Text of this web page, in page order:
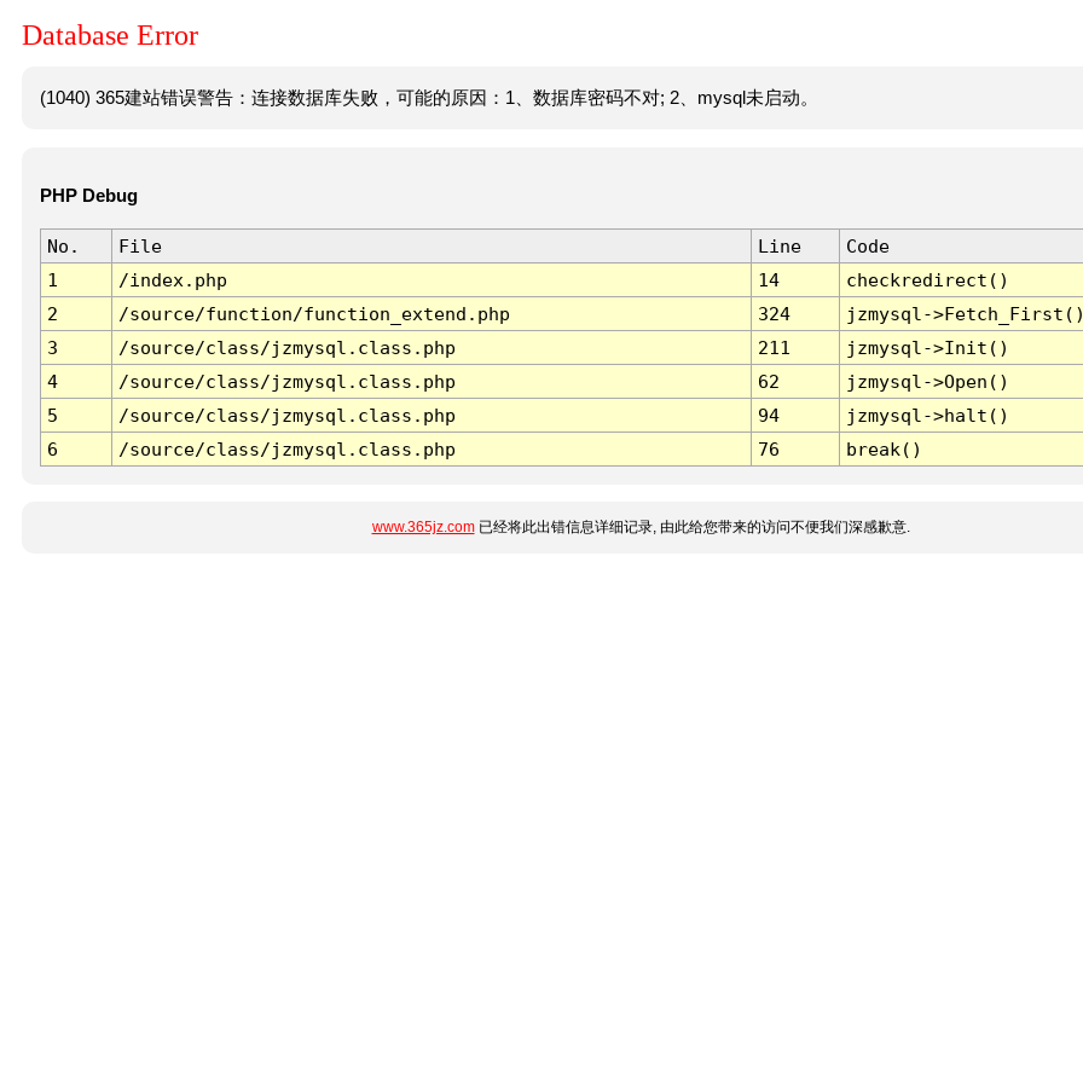
Database Error
(1040) 365建站错误警告：连接数据库失败，可能的原因：1、数据库密码不对; 2、mysql未启动。
PHP Debug
No. File Line
Code
1
/index.php 14
checkredirect()
2
/source/function/function_extend.php 324
jzmysql-
3
/source/class/jzmysql.class.php 211
jzmysql->Init()
4
/source/class/jzmysql.class.php 62
jzmysql->Open()
5
/source/class/jzmysql.class.php 94
jzmysql->halt()
6
/source/class/jzmysql.class.php 76 break()
www.365jz.com已经将此出错信息详细记录, 由此给您带来的访问不便我们深感歉意.